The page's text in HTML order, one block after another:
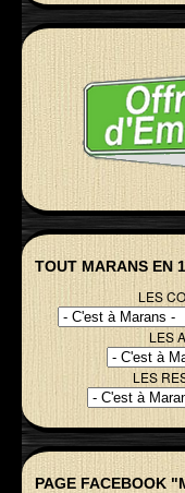
TOUT MARANS EN
LES
LES
LES
PAGE FACEBOOK